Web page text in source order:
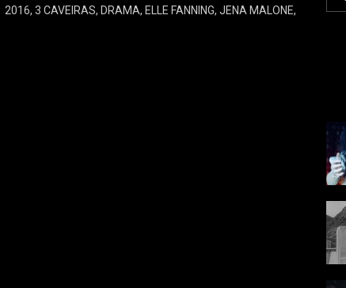
2016, 3 CAVEIRAS, DRAMA, ELLE FANNING, JENA MALONE,